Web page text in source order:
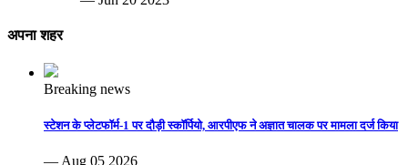
अपना शहर
Breaking news
स्टेशन के प्लेटफॉर्म-1 पर दौड़ी स्कॉर्पियो, आरपीएफ ने अज्ञात चालक पर मामला दर्ज किया
— Aug 05 2026